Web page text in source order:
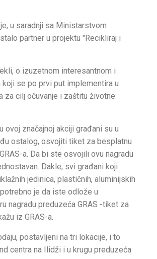
u saradnji sa Ministarstvom
partner u projektu "Recikliraj i
o izuzetnom interesantnom i
se po prvi put implementira u
za cilj očuvanje i zaštitu životne
ovoj značajnoj akciji građani su u
ostalog, osvojiti tiket za besplatnu
a. Da bi ste osvojili ovu nagradu
Dakle, svi građani koji
jedinica, plastičnih, aluminijskih
je da iste odlože u
nagradu preduzeća GRAS -tiket za
iz GRAS-a.
postavljeni na tri lokacije, i to
centra na Ilidži i u krugu preduzeća